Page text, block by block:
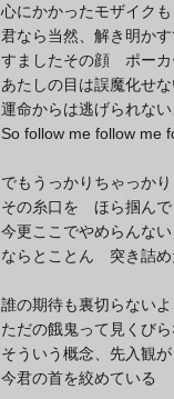
心にかかったモザイクも
君なら当然、解き明か
すましたその顔 ポーカ
あたしの目は誤魔化せ
運命からは逃げられない
So follow me follow me
でもうっかりちゃっかり
その糸口を ほら掴んで
今更ここでやめらんな
ならとことん 突き詰め
誰の期待も裏切らないよ
ただの餓鬼って見くび
そういう概念、先入観が
今君の首を絞めている